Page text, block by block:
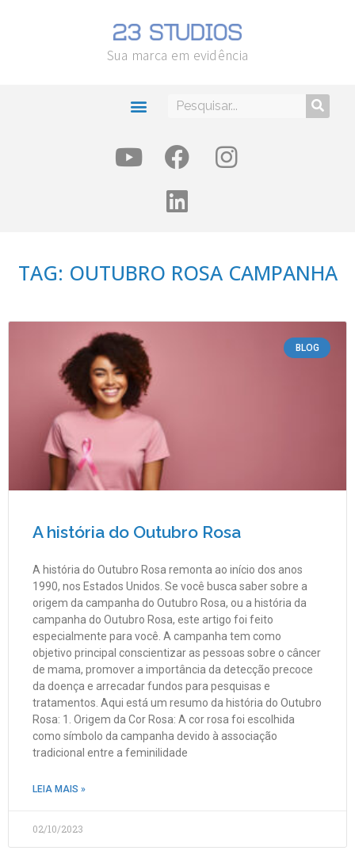
Sua marca em evidência
TAG: OUTUBRO ROSA CAMPANHA
BLOG
A história do Outubro Rosa
A história do Outubro Rosa remonta ao início dos anos
1990, nos Estados Unidos. Se você busca saber sobre a
origem da campanha do Outubro Rosa, ou a história da
campanha do Outubro Rosa, este artigo foi feito
especialmente para você. A campanha tem como
objetivo principal conscientizar as pessoas sobre o câncer
de mama, promover a importância da detecção precoce
da doença e arrecadar fundos para pesquisas e
tratamentos. Aqui está um resumo da história do Outubro
Rosa: 1. Origem da Cor Rosa: A cor rosa foi escolhida
como símbolo da campanha devido à associação
tradicional entre a feminilidade
LEIA MAIS »
02/10/2023